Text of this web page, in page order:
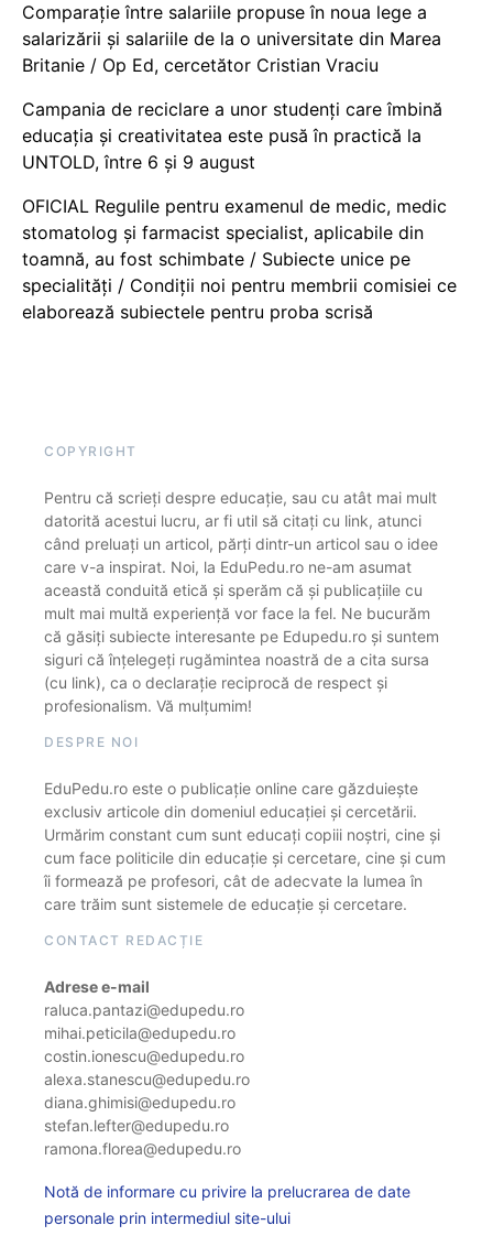
Comparație între salariile propuse în noua lege a
salarizării și salariile de la o universitate din Marea
Britanie / Op Ed, cercetător Cristian Vraciu
Campania de reciclare a unor studenți care îmbină
educația și creativitatea este pusă în practică la
UNTOLD, între 6 și 9 august
OFICIAL Regulile pentru examenul de medic, medic
stomatolog și farmacist specialist, aplicabile din
toamnă, au fost schimbate / Subiecte unice pe
specialități / Condiții noi pentru membrii comisiei ce
elaborează subiectele pentru proba scrisă
COPYRIGHT
Pentru că scrieți despre educație, sau cu atât mai mult
datorită acestui lucru, ar fi util să citați cu link, atunci
când preluați un articol, părți dintr-un articol sau o idee
care v-a inspirat. Noi, la EduPedu.ro ne-am asumat
această conduită etică și sperăm că și publicațiile cu
mult mai multă experiență vor face la fel. Ne bucurăm
că găsiți subiecte interesante pe Edupedu.ro și suntem
siguri că înțelegeți rugămintea noastră de a cita sursa
(cu link), ca o declarație reciprocă de respect și
profesionalism. Vă mulțumim!
DESPRE NOI
EduPedu.ro este o publicație online care găzduiește
exclusiv articole din domeniul educației și cercetării.
Urmărim constant cum sunt educați copiii noștri, cine și
cum face politicile din educație și cercetare, cine și cum
îi formează pe profesori, cât de adecvate la lumea în
care trăim sunt sistemele de educație și cercetare.
CONTACT REDACȚIE
Adrese e-mail
raluca.pantazi@edupedu.ro
mihai.peticila@edupedu.ro
costin.ionescu@edupedu.ro
alexa.stanescu@edupedu.ro
diana.ghimisi@edupedu.ro
stefan.lefter@edupedu.ro
ramona.florea@edupedu.ro
Notă de informare cu privire la prelucrarea de date
personale prin intermediul site-ului